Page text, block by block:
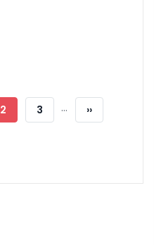
Current
2 Page
3 …
Next
››